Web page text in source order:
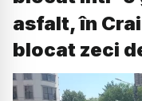
asfalt, în
blocat zeci